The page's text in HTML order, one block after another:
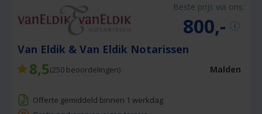
Beste prijs via ons:
800,-
Van Eldik & Van Eldik Notarissen
8,5(250 beoordelingen) Malden
Offerte gemiddeld binnen 1 werkdag